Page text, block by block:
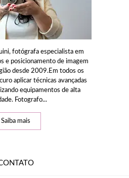
fotógrafa especialista em
e posicionamento de imagem
desde 2009.Em todos os
aplicar técnicas avançadas
equipamentos de alta
Fotografo...
Saiba mais